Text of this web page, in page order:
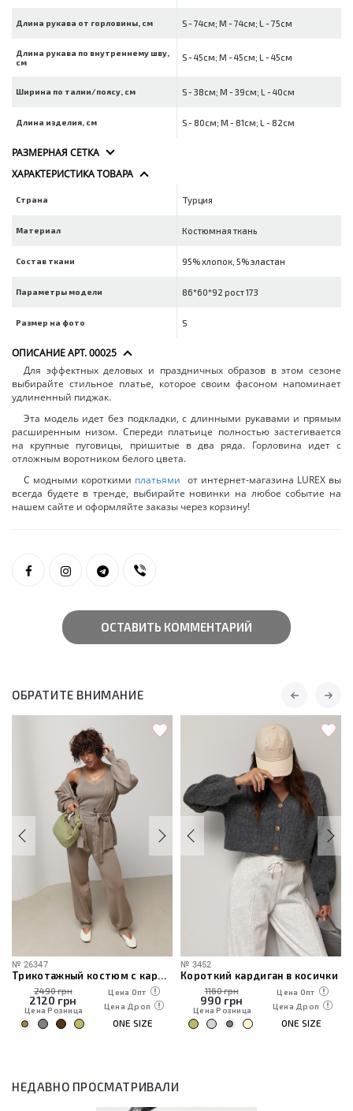
Длина рукава от горловины, см S - 74см; M - 74см; L - 75см
Длина рукава по внутреннему шву,
см
S - 45см; M - 45см; L - 45см
Ширина по талии/поясу, см S - 38см; M - 39см; L - 40см
Длина изделия, см S - 80см; M - 81см; L - 82см
РАЗМЕРНАЯ СЕТКА
ХАРАКТЕРИСТИКА ТОВАРА
Страна Турция
Материал Костюмная ткань
Состав ткани 95% хлопок, 5% эластан
Параметры модели 86*60*92 рост 173
Размер на фото S
ОПИСАНИЕ АРТ. 00025
Для эффектных деловых и праздничных образов в этом сезоне
выбирайте стильное платье, которое своим фасоном напоминает
удлиненный пиджак.
Эта модель идет без подкладки, с длинными рукавами и прямым
расширенным низом. Спереди платьице полностью застегивается
на крупные пуговицы, пришитые в два ряда. Горловина идет с
отложным воротником белого цвета.
С модными короткими платьями от интернет-магазина LUREX вы
всегда будете в тренде, выбирайте новинки на любое событие на
нашем сайте и оформляйте заказы через корзину!
ОСТАВИТЬ КОММЕНТАРИЙ
ОБРАТИТЕ ВНИМАНИЕ
№ 26347
Трикотажный костюм с кардиганом, топом и брюками
2490 грн
2120 грн
Цена Розница
Цена Опт
Цена Дроп
ONE SIZE
№ 3452
Короткий кардиган в косички
1160 грн
990 грн
Цена Розница
Цена Опт
Цена Дроп
ONE SIZE
НЕДАВНО ПРОСМАТРИВАЛИ